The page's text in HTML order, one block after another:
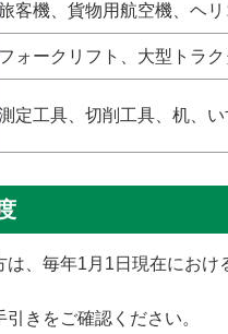
客機、貨物用航空機、ヘ
フォークリフト、大型トラ
定工具、切削工具、机、
、毎年1月1日現在にお
きをご確認ください。